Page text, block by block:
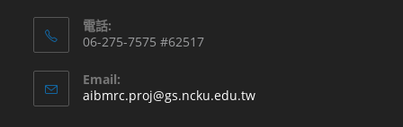
電話:
06-275-7575 #62517
Email:
aibmrc.proj@gs.ncku.edu.tw